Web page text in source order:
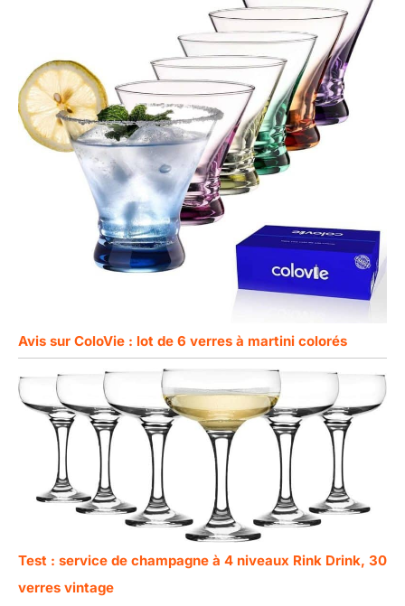
Avis sur ColoVie : lot de 6 verres à martini colorés
Test : service de champagne à 4 niveaux Rink Drink, 30
verres vintage